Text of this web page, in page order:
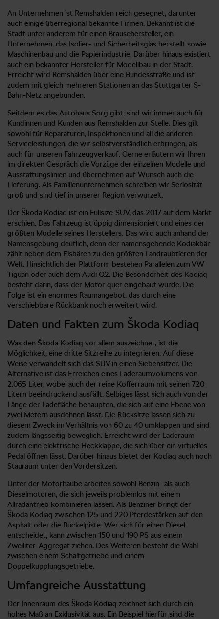
An Unternehmen ist Remshalden reich gesegnet, darunter
auch einige überregional bekannte Firmen. Bekannt ist die
Stadt unter anderem für einen Brausehersteller, ein
Unternehmen, das Isolier- und Sicherheitsglas herstellt sowie
Maschinenbau und die Papierindustrie. Darüber hinaus existiert
auch ein bekannter Hersteller für Modellbau in der Stadt.
Erreicht wird Remshalden über eine Bundesstraße und ist
zudem mit gleich mehreren Stationen an das Stuttgarter S-
Bahn-Netz angebunden.
Seitdem es das Autohaus Sorg gibt, sind wir immer auch für
Kundinnen und Kunden aus Remshalden zur Stelle. Dies gilt
sowohl für Reparaturen, Inspektionen und all die anderen
Serviceleistungen, die wir selbstverständlich erbringen, als
auch für unseren Fahrzeugverkauf. Gerne erläutern wir Ihnen
im direkten Gespräch die Vorzüge der einzelnen Modelle und
Ausstattungslinien und übernehmen auf Wunsch auch die
Lieferung. Als Familienunternehmen schreiben wir Seriosität
groß und sind tief in unserer Region verwurzelt.
Der Škoda Kodiaq ist ein Fullsize-SUV, das 2017 auf dem Markt
erschien. Das Fahrzeug ist üppig dimensioniert und eines der
größten Modelle seines Herstellers. Das wird auch anhand der
Namensgebung deutlich, denn der namensgebende Kodiakbär
zählt neben dem Eisbären zu den größten Landraubtieren der
Welt. Hinsichtlich der Plattform bestehen Parallelen zum VW
Tiguan oder auch dem Audi Q2. Die Besonderheit des Kodiaq
besteht darin, dass der Motor quer eingebaut wurde. Die
Folge ist ein enormes Raumangebot, das durch eine
verschiebbare Rückbank noch erweitert wird.
Daten und Fakten zum Škoda Kodiaq
Was den Škoda Kodiaq vor allem auszeichnet, ist die
Möglichkeit, eine dritte Sitzreihe zu integrieren. Auf diese
Weise verwandelt sich das SUV in einen Siebensitzer. Die
Alternative ist das Erreichen eines Laderaumvolumens von
2.065 Liter, wobei auch der reine Kofferraum mit seinen 720
Litern beeindruckend ausfällt. Selbiges lässt sich auch von der
Länge der Ladefläche behaupten, die sich auf eine Ebene von
zwei Metern ausdehnen lässt. Die Rücksitze lassen sich zu
diesem Zweck im Verhältnis von 60 zu 40 umklappen und sind
zudem längsseitig beweglich. Erreicht wird der Laderaum
durch eine elektrische Heckklappe, die sich über ein virtuelles
Pedal öffnen lässt. Darüber hinaus bietet der Kodiaq auch noch
Stauraum unter den Vordersitzen.
Unter der Motorhaube arbeiten sowohl Benzin- als auch
Dieselmotoren, die sich jeweils problemlos mit einem
Allradantrieb kombinieren lassen. Als Benziner bringt der
Škoda Kodiaq zwischen 125 und 220 Pferdestärken auf den
Asphalt oder die Buckelpiste. Wer sich für einen Diesel
entscheidet, kann zwischen 150 und 190 PS aus einem
Zweiliter-Aggregat ziehen. Des Weiteren besteht die Wahl
zwischen einem Schaltgetriebe und einem
Doppelkupplungsgetriebe.
Umfangreiche Ausstattung
Der Innenraum des Škoda Kodiaq zeichnet sich durch ein
hohes Maß an Exklusivität aus. Ein Beispiel hierfür sind die